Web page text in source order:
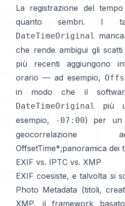
La registrazione del
quanto sembri. I
DateTimeOriginal
che rende ambigui gli
più recenti aggiungono
orario — ad esempio,
in modo che il
DateTimeOriginal
più
esempio,
-07:00) per un
OffsetTime*;panoramica dei
EXIF vs. IPTC vs. XMP
EXIF coesiste, e talvolta si
Photo Metadata (titoli,
XMP, il framework